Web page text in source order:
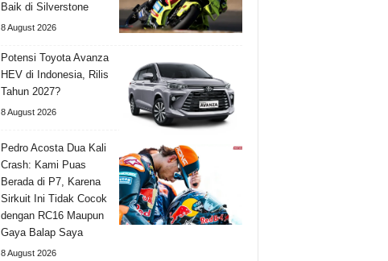
Baik di Silverstone
8 August 2026
Potensi Toyota Avanza
HEV di Indonesia, Rilis
Tahun 2027?
8 August 2026
Pedro Acosta Dua Kali
Crash: Kami Puas
Berada di P7, Karena
Sirkuit Ini Tidak Cocok
dengan RC16 Maupun
Gaya Balap Saya
8 August 2026